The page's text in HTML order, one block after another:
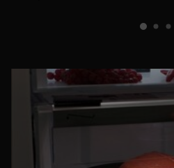
upotrebu. Energetski učinak u